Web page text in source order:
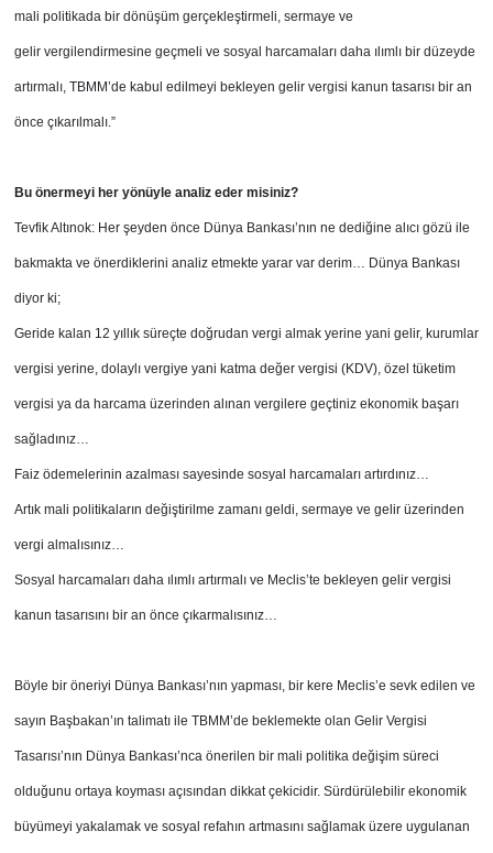
mali politikada bir dönüşüm gerçekleştirmeli, sermaye ve
gelir vergilendirmesine geçmeli ve sosyal harcamaları daha ılımlı bir düzeyde
artırmalı, TBMM’de kabul edilmeyi bekleyen gelir vergisi kanun tasarısı bir an
önce çıkarılmalı.”
Bu önermeyi her yönüyle analiz eder misiniz?
Tevfik Altınok: Her şeyden önce Dünya Bankası’nın ne dediğine alıcı gözü ile
bakmakta ve önerdiklerini analiz etmekte yarar var derim… Dünya Bankası
diyor ki;
Geride kalan 12 yıllık süreçte doğrudan vergi almak yerine yani gelir, kurumlar
vergisi yerine, dolaylı vergiye yani katma değer vergisi (KDV), özel tüketim
vergisi ya da harcama üzerinden alınan vergilere geçtiniz ekonomik başarı
sağladınız…
Faiz ödemelerinin azalması sayesinde sosyal harcamaları artırdınız…
Artık mali politikaların değiştirilme zamanı geldi, sermaye ve gelir üzerinden
vergi almalısınız…
Sosyal harcamaları daha ılımlı artırmalı ve Meclis’te bekleyen gelir vergisi
kanun tasarısını bir an önce çıkarmalısınız…
Böyle bir öneriyi Dünya Bankası’nın yapması, bir kere Meclis’e sevk edilen ve
sayın Başbakan’ın talimatı ile TBMM’de beklemekte olan Gelir Vergisi
Tasarısı’nın Dünya Bankası’nca önerilen bir mali politika değişim süreci
olduğunu ortaya koyması açısından dikkat çekicidir. Sürdürülebilir ekonomik
büyümeyi yakalamak ve sosyal refahın artmasını sağlamak üzere uygulanan